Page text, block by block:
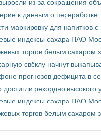
из-за сокращения
к данным о переработке
маркировку для напитков
индексы сахара ПАО
торгов белым сахаром
свёклу начнут
прогнозов дефицита в
рекордно высокого
индексы сахара ПАО
торгов белым сахаром